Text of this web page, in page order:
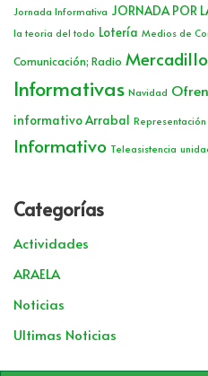
Jornada Informativa JORNADA POR
la teoria del todo Lotería Medios de
Comunicación; Radio
Informativas Navidad
informativo Arrabal Representación
Informativo Teleasistencia
Categorías
Actividades
ARAELA
Noticias
Ultimas Noticias